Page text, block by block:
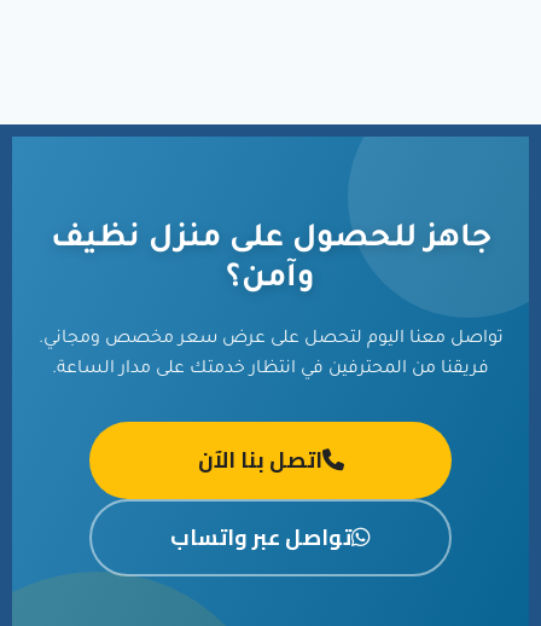
جاهز للحصول على منزل نظيف
وآمن؟
تواصل معنا اليوم لتحصل على عرض سعر مخصص ومجاني.
فريقنا من المحترفين في انتظار خدمتك على مدار الساعة.
اتصل بنا الآن
تواصل عبر واتساب